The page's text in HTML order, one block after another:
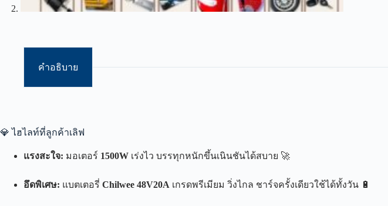
คำอธิบาย
💎 ไฮไลท์ที่ลูกค้าเลิฟ
แรงสะใจ: มอเตอร์ 1500W เร่งไว บรรทุกหนักขึ้นเนินชันได้สบาย 🚀
อึดพิเศษ: แบตเตอรี่ Chilwee 48V20A เกรดพรีเมียม วิ่งไกล ชาร์จครั้งเดียวใช้ได้ทั้งวัน 🔋